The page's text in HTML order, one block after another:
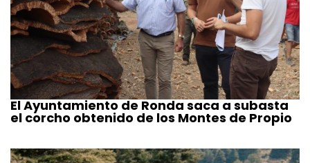
El Ayuntamiento de Ronda saca a subasta
el corcho obtenido de los Montes de Propio